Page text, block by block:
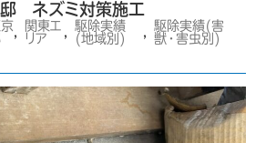
ネズミ対策施工
,
関東エ
リア
,
駆除実績
(地域別)
,
駆除実績(害
獣・害虫別)